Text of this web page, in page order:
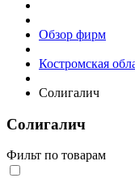
Обзор фирм
Костромская
Солигалич
Солигалич
Фильт по товарам